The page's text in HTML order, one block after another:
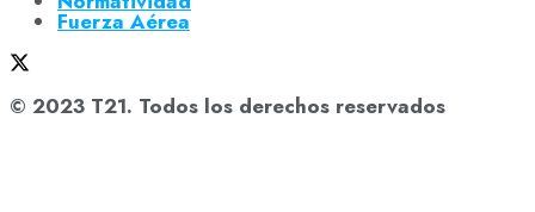
Fuerza Aérea
© 2023 T21. Todos los derechos reservados